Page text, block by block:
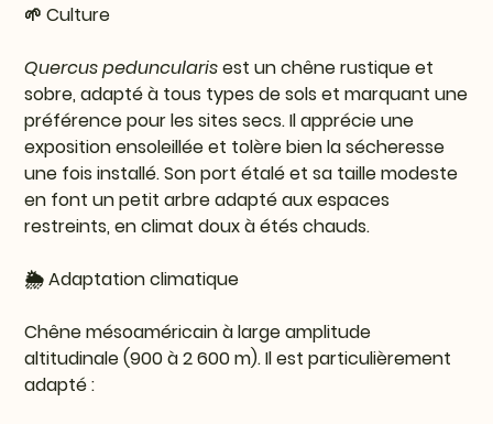
🌱 Culture
Quercus peduncularisest un chêne rustique et
sobre, adapté à tous types de sols et marquant une
préférence pour les sites secs. Il apprécie une
exposition ensoleillée et tolère bien la sécheresse
une fois installé. Son port étalé et sa taille modeste
en font un petit arbre adapté aux espaces
restreints, en climat doux à étés chauds.
🌦️ Adaptation climatique
Chêne mésoaméricain à large amplitude
altitudinale (900 à 2 600 m). Il est particulièrement
adapté :